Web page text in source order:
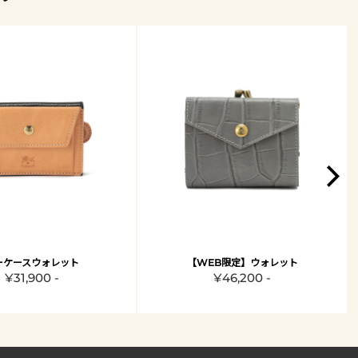
ケースウォレット
¥31,900 -
【WEB限定】ウォレット
¥46,200 -